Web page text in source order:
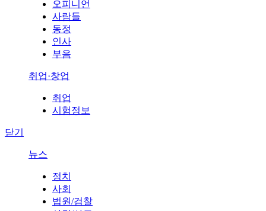
오피니언
사람들
동정
인사
부음
취업·창업
취업
시험정보
닫기
뉴스
정치
사회
법원/검찰